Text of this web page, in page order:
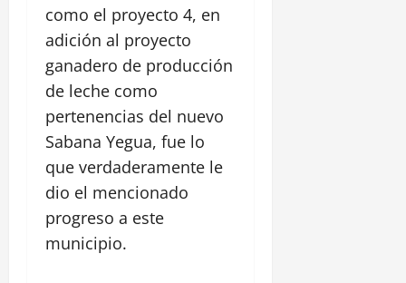
como el proyecto 4, en
adición al proyecto
ganadero de producción
de leche como
pertenencias del nuevo
Sabana Yegua, fue lo
que verdaderamente le
dio el mencionado
progreso a este
municipio.